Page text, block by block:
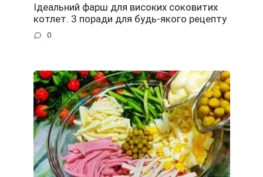
Ідеальний фарш для високих соковитих
котлет. 3 поради для будь-якого рецепту
0